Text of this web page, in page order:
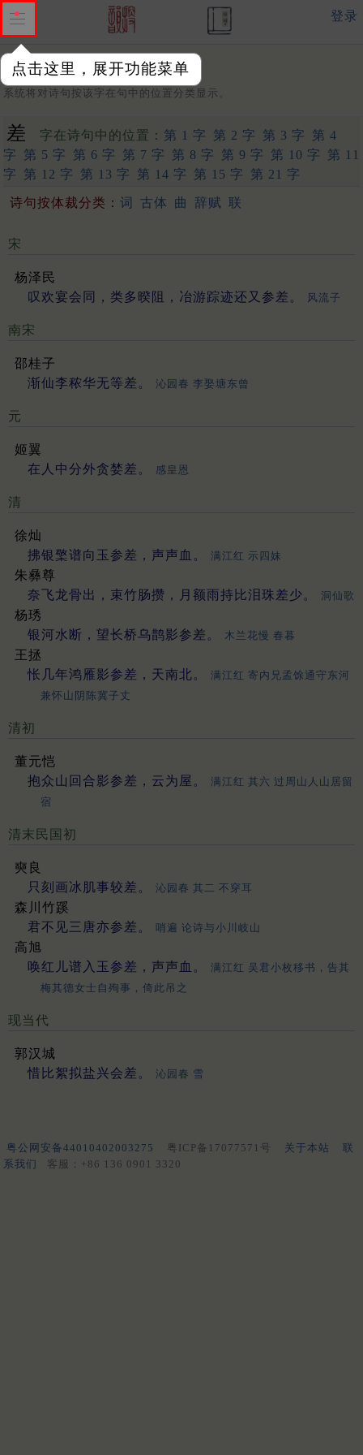
点击这里，展开功能菜单
登录
字：
系统将对诗句按该字在句中的位置分类显示。
差 字在诗句中的位置： 第 1 字 第 2 字 第 3 字
第 4
字
第 5 字 第 6 字 第 7 字 第 8 字 第 9 字 第 10 字
第 11
字
第 12 字 第 13 字 第 14 字 第 15 字 第 21 字
诗句按体裁分类： 词 古体 曲 辞赋 联
宋
杨泽民
叹欢宴会同，类多暌阻，冶游踪迹还又参差。
风流子
南宋
邵桂子
渐仙李秾华无等差。
沁园春 李娶塘东曾
元
姬翼
在人中分外贪婪差。
感皇恩
清
徐灿
拂银檠谱向玉参差，声声血。
满江红 示四妹
朱彝尊
奈飞龙骨出，束竹肠攒，月额雨持比泪珠差少。
洞仙歌
杨琇
银河水断，望长桥乌鹊影参差。
木兰花慢 春暮
王拯
怅几年鸿雁影参差，天南北。
满江红 寄内兄孟馀通守东河
兼怀山阴陈冀子丈
清初
董元恺
抱众山回合影参差，云为屋。
满江红 其六 过周山人山居留
宿
清末民国初
奭良
只刻画冰肌事较差。
沁园春 其二 不穿耳
森川竹蹊
君不见三唐亦参差。
哨遍 论诗与小川岐山
高旭
唤红儿谱入玉参差，声声血。
满江红 吴君小枚移书，告其
梅其德女士自殉事，倚此吊之
现当代
郭汉城
惜比絮拟盐兴会差。
沁园春 雪
粤公网安备44010402003275 粤ICP备17077571号 关于本站
联
系我们
客服：+86 136 0901 3320